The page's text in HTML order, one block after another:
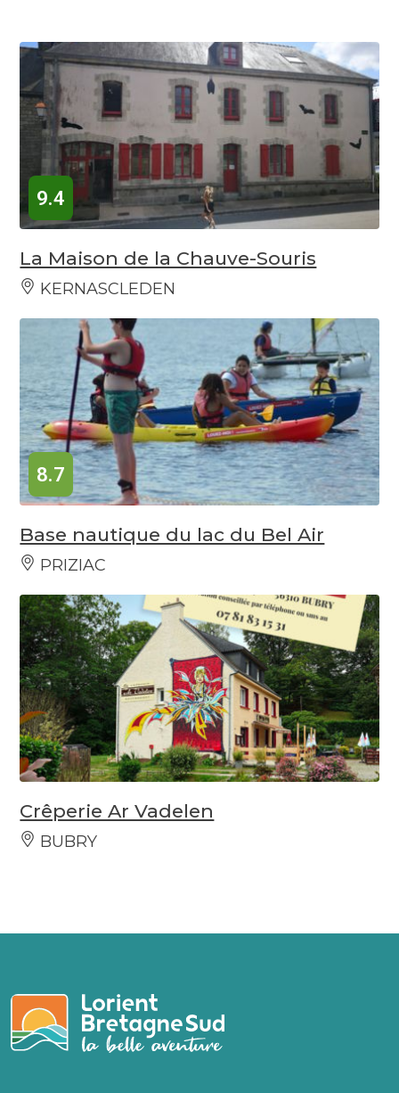
9.4
La Maison de la Chauve-Souris
KERNASCLEDEN
8.7
Base nautique du lac du Bel Air
PRIZIAC
Crêperie Ar Vadelen
BUBRY